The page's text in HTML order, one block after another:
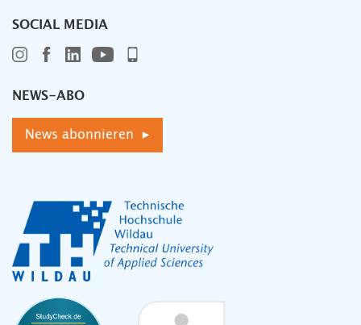
SOCIAL MEDIA
NEWS-ABO
News abonnieren ▸